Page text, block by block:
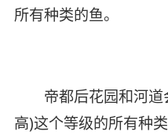
所有种类的鱼。
帝都后花园和河道
高)这个等级的所有种类